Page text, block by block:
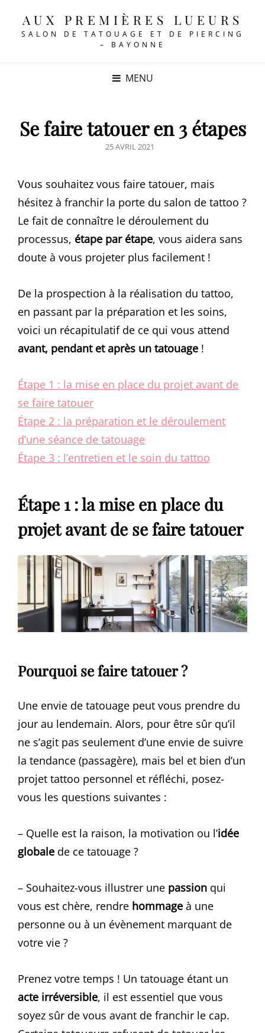
AUX PREMIÈRES LUEURS
SALON DE TATOUAGE ET DE PIERCING
– BAYONNE
MENU
Se faire tatouer en 3 étapes
POSTED
25 AVRIL 2021
Vous souhaitez vous faire tatouer, mais
hésitez à franchir la porte du salon de tattoo ?
Le fait de connaître le déroulement du
processus, étape par étape, vous aidera sans
doute à vous projeter plus facilement !
De la prospection à la réalisation du tattoo,
en passant par la préparation et les soins,
voici un récapitulatif de ce qui vous attend
avant, pendant et après un tatouage !
Étape 1 : la mise en place du projet avant de
se faire tatouer
Étape 2 : la préparation et le déroulement
d’une séance de tatouage
Étape 3 : l’entretien et le soin du tattoo
Étape 1 : la mise en place du
projet avant de se faire tatouer
Pourquoi se faire tatouer ?
Une envie de tatouage peut vous prendre du
jour au lendemain. Alors, pour être sûr qu’il
ne s’agit pas seulement d’une envie de suivre
la tendance (passagère), mais bel et bien d’un
projet tattoo personnel et réfléchi, posez-
vous les questions suivantes :
– Quelle est la raison, la motivation ou l’idée
globale de ce tatouage ?
– Souhaitez-vous illustrer une passion qui
vous est chère, rendre hommage à une
personne ou à un évènement marquant de
votre vie ?
Prenez votre temps ! Un tatouage étant un
acte irréversible, il est essentiel que vous
soyez sûr de vous avant de franchir le cap.